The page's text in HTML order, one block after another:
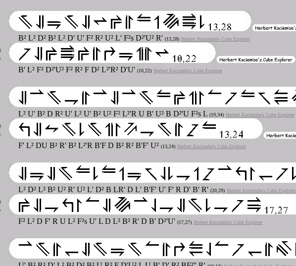
B² L² D² B² L² D' U' F² R² U² L' F²s D²'U² R' (13,28) Herbert Kociemba's Cube Explorer
B' L² F² D²'U² F² R² F D² L²'R² D'U' (10,22) Herbert Kociemba's Cube Explorer
L² U' B² D R² U' L² U' B² U² F² L²'R U B' U² B D²'U F²s L (19,34) Herbert Kociemba's Cube Explorer
F' L² DU B² R' B² L²'R B'F D B² R² B'F' U² (13,24) Herbert Kociemba's Cube Explorer
L² D² L² B² U² R' U² L' D² B LR' D L' B'F' U' F' R D' B' R' (20,29) Herbert Kociemba's Cube Explorer
F² L² D F' R U L² F²s U' L D L² B² R' D B' D²'U' (17,27) Herbert Kociemba's Cube Explorer